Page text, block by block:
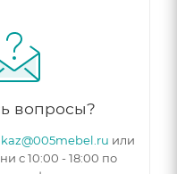
вопросы?
или
с 10:00 - 18:00 по